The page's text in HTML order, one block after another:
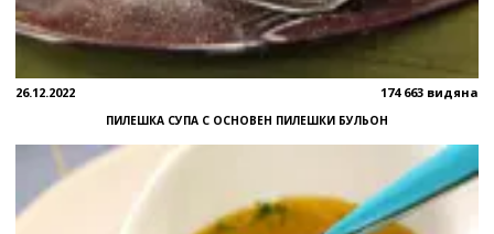
26.12.2022 174 663 видяна
ПИЛЕШКА СУПА С ОСНОВЕН ПИЛЕШКИ БУЛЬОН